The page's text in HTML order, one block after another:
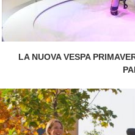
LA NUOVA VESPA